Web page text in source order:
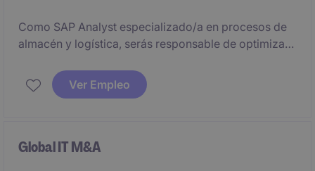
Como SAP Analyst especializado/a en procesos de
almacén y logística, serás responsable de optimizar
cadena de suministro. Este puesto requiere
conocimientos sólidos en SAP y experiencia en el
Ver Empleo
Global IT M&A